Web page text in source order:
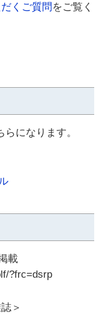
くご質問 をご覧く
になります。
載
?frc=dsrp
＞